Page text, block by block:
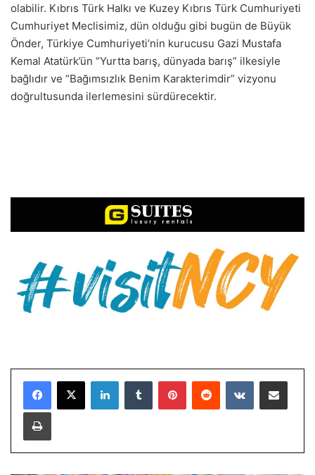
olabilir. Kıbrıs Türk Halkı ve Kuzey Kıbrıs Türk Cumhuriyeti
Cumhuriyet Meclisimiz, dün olduğu gibi bugün de Büyük
Önder, Türkiye Cumhuriyeti’nin kurucusu Gazi Mustafa
Kemal Atatürk’ün “Yurtta barış, dünyada barış” ilkesiyle
bağlıdır ve “Bağımsızlık Benim Karakterimdir” vizyonu
doğrultusunda ilerlemesini sürdürecektir.
LinkedInTumblr PinterestReddit VKontakteE-Posta ile paylaş
Yazdır